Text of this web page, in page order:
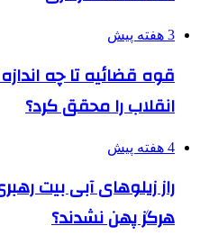
3 هفته پیش
قوه قضائیه تا چه
انقلاب را محقق کرد؟
4 هفته پیش
راز زیلوهای آبی بیت
هرگز پهن نشدند؟